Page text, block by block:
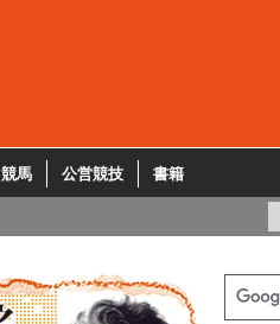
競馬 公営競技 書籍